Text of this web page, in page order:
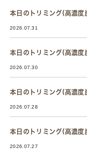
本日のトリミング(高濃度
2026.07.31
本日のトリミング(高濃度
2026.07.30
本日のトリミング(高濃度
2026.07.28
本日のトリミング(高濃度
2026.07.27